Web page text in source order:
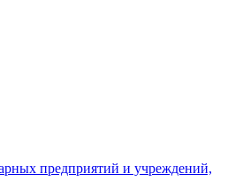
предприятий и учреждений,